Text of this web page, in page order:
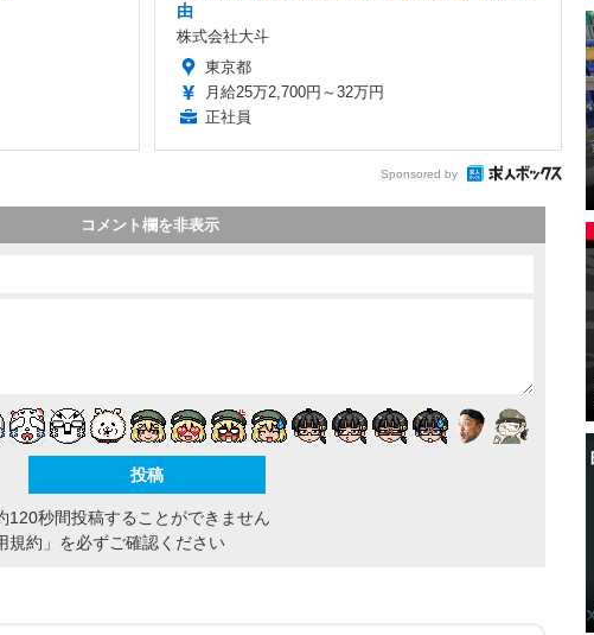
由
株式会社大斗
東京都
月給25万2,700円～32万円
正社員
Sponsored by
コメント欄を非表示
秒間投稿することができません
規約」 を必ずご確認ください